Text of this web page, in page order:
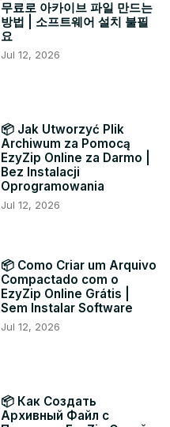
무료로 아카이브 파일 만드는
방법 | 소프트웨어 설치 불필
요
Jul 12, 2026
📦 Jak Utworzyć Plik
Archiwum za Pomocą
EzyZip Online za Darmo |
Bez Instalacji
Oprogramowania
Jul 12, 2026
📦 Como Criar um Arquivo
Compactado com o
EzyZip Online Grátis |
Sem Instalar Software
Jul 12, 2026
📦 Как Создать
Архивный Файл с